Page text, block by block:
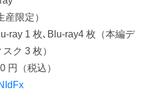
限定）
ray 1 枚､Blu-ray4 枚（本編デ
ク 3 枚）
円（税込）